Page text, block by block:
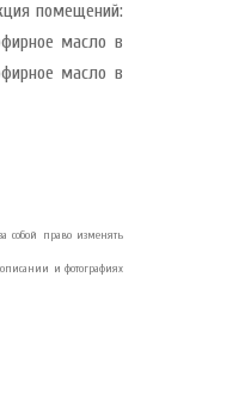
помещений:
масло в
масло в
собой право изменять
и фотографиях